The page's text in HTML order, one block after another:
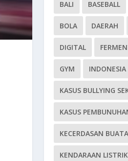
BALI BASEBALL
BOLA DAERAH
DIGITAL
GYM INDONESIA
KASUS BULLYING
KASUS
KECERDASAN
KENDARAAN LISTRIK